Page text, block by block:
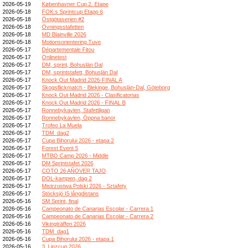
2026-05-19
Københavner Cup 2. Etape
2026-05-18
FOK:s Sprintcup Etapp 6
2026-05-18
Östgötaserien #2
2026-05-18
Övningsstafetten
2026-05-18
MD Blainville 2026
2026-05-18
Motionsorientering Tuve
2026-05-17
Départementale Fitou
2026-05-17
Onlinetest
2026-05-17
DM, sprint, Bohuslän Dal
2026-05-17
DM, sprintstafett, Bohuslän Dal
2026-05-17
Knock Out Madrid 2026-FINAL A
2026-05-17
Skogsflickmatch - Blekinge, Bohuslän-Dal, Göteborg
2026-05-17
Knock Out Madrid 2026 - Clasificatorias
2026-05-17
Knock Out Madrid 2026 - FINAL B
2026-05-17
Ronnebykavlen, Stafettligan
2026-05-17
Ronnebykavlen, Öppna banor
2026-05-17
Trofeo La Muela
2026-05-17
TDM_dag2
2026-05-17
Cupa Bihorului 2026 - etapa 2
2026-05-17
Forest Event 5
2026-05-17
MTBO Camp 2026 - Middle
2026-05-17
DM Sprintstafet 2026
2026-05-17
COTO 26 AÑOVER TAJO
2026-05-17
DOL-kampen, dag 2
2026-05-17
Mistrzostwa Polski 2026 - Sztafety
2026-05-17
Stöcksjö IS långdistans
2026-05-16
SM Sprint, final
2026-05-16
Campeonato de Canarias Escolar - Carrera 1
2026-05-16
Campeonato de Canarias Escolar - Carrera 2
2026-05-16
Vikingträffen 2026
2026-05-16
TDM_dag1
2026-05-16
Cupa Bihorului 2026 - etapa 1
2026-05-16
3. Linzcup 2026